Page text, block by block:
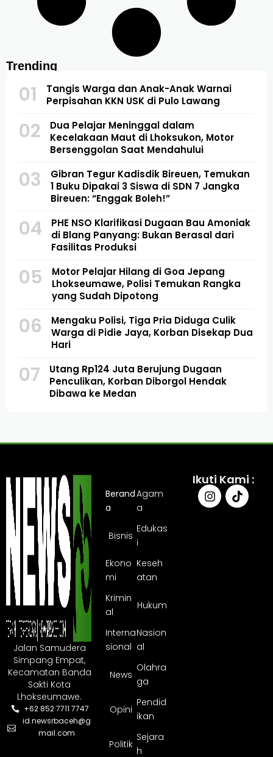
Trending
01
Tangis Warga dan Anak-Anak Warnai
Perpisahan KKN USK di Pulo Lawang
02
Dua Pelajar Meninggal dalam
Kecelakaan Maut di Lhoksukon, Motor
Bersenggolan Saat Mendahului
03
Gibran Tegur Kadisdik Bireuen, Temukan
1 Buku Dipakai 3 Siswa di SDN 7 Jangka
Bireuen: “Enggak Boleh!”
04
PHE NSO Klarifikasi Dugaan Bau Amoniak
di Blang Panyang: Bukan Berasal dari
Fasilitas Produksi
05
Motor Pelajar Hilang di Goa Jepang
Lhokseumawe, Polisi Temukan Rangka
yang Sudah Dipotong
06
Mengaku Polisi, Tiga Pria Diduga Culik
Warga di Pidie Jaya, Korban Disekap Dua
Hari
07
Utang Rp124 Juta Berujung Dugaan
Penculikan, Korban Diborgol Hendak
Dibawa ke Medan
Jalan Samudera
Simpang Empat,
Kecamatan Banda
Sakti Kota
Lhokseumawe.
+62 852 7711 7747
id.newsrbaceh@g
mail.com
Berand
a
Agam
a
Bisnis
Edukas
i
Ekono
mi
Keseh
atan
Krimin
al
Hukum
Interna
sional
Nasion
al
News
Olahra
ga
Opini
Pendid
ikan
Politik
Sejara
h
Ikuti Kami :